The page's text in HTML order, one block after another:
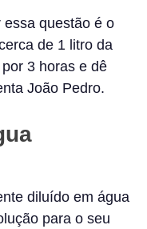
questão é o
de 1 litro da
3 horas e dê
João Pedro.
diluído em água
para o seu